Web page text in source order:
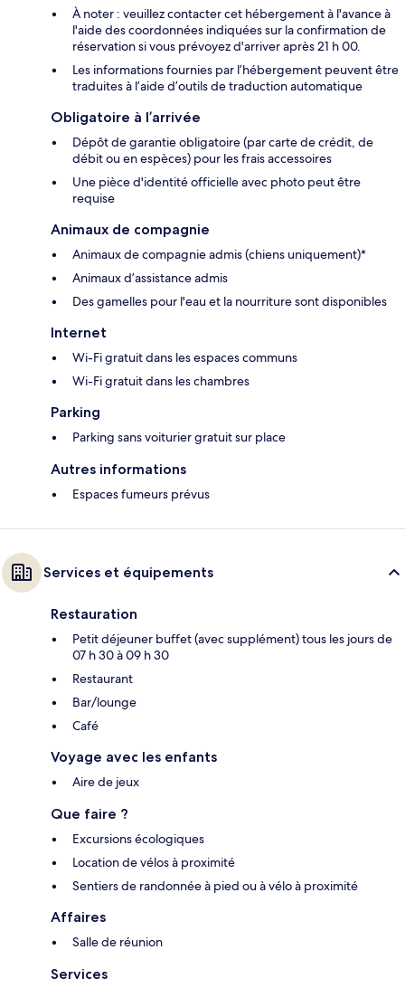
À noter : veuillez contacter cet hébergement à l'avance à
l'aide des coordonnées indiquées sur la confirmation de
réservation si vous prévoyez d'arriver après 21 h 00.
Les informations fournies par l’hébergement peuvent être
traduites à l’aide d’outils de traduction automatique
Obligatoire à l’arrivée
Dépôt de garantie obligatoire (par carte de crédit, de
débit ou en espèces) pour les frais accessoires
Une pièce d'identité officielle avec photo peut être
requise
Animaux de compagnie
Animaux de compagnie admis (chiens uniquement)*
Animaux d’assistance admis
Des gamelles pour l'eau et la nourriture sont disponibles
Internet
Wi-Fi gratuit dans les espaces communs
Wi-Fi gratuit dans les chambres
Parking
Parking sans voiturier gratuit sur place
Autres informations
Espaces fumeurs prévus
Services et équipements
Restauration
Petit déjeuner buffet (avec supplément) tous les jours de
07 h 30 à 09 h 30
Restaurant
Bar/lounge
Café
Voyage avec les enfants
Aire de jeux
Que faire ?
Excursions écologiques
Location de vélos à proximité
Sentiers de randonnée à pied ou à vélo à proximité
Affaires
Salle de réunion
Services